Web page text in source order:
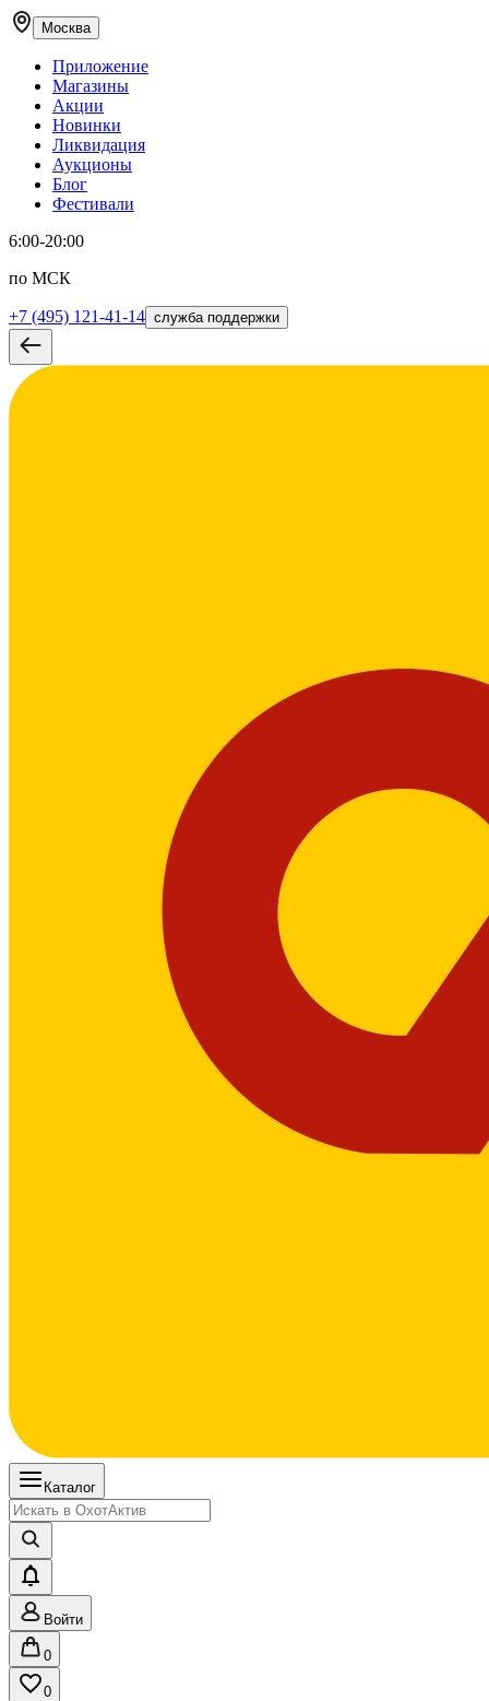
Москва
Приложение
Магазины
Акции
Новинки
Ликвидация
Аукционы
Блог
Фестивали
6:00-20:00
по МСК
+7 (495) 121-41-14 служба поддержки
Каталог
Войти
0
0